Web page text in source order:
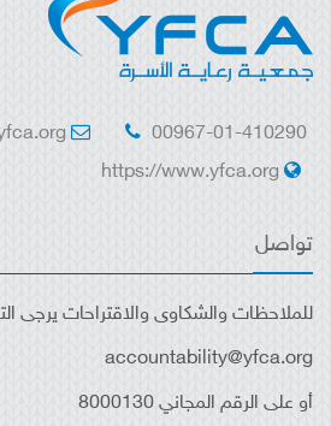
00967-01-410290
https://www.yfca.org
تواصل
للملاحظات والشكاوى والاقتراحات يرجى
accountability@yfca.org
أو على الرقم المجاني 8000130